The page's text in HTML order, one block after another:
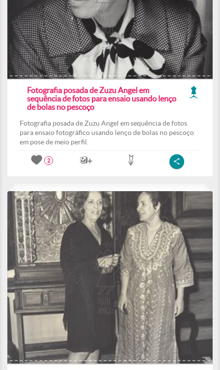
Fotografia posada de Zuzu Angel em
sequência de fotos para ensaio usando lenço
de bolas no pescoço
Fotografia posada de Zuzu Angel em sequência de fotos
para ensaio fotográfico usando lenço de bolas no pescoço
em pose de meio perfil.
2